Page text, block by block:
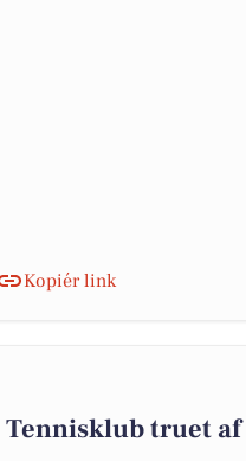
Kopiér link
truet af